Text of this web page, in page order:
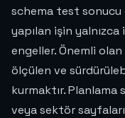
schema test sonucu
yapılan işin yalnızca
engeller. Önemli
ölçülen ve
kurmaktır. Planlama
veya sektör